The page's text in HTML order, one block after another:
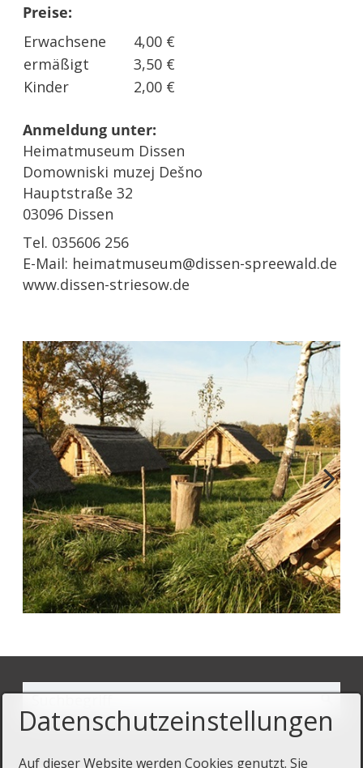
Preise:
Erwachsene
4,00 €
ermäßigt
3,50 €
Kinder
2,00 €
Anmeldung unter:
Heimatmuseum Dissen
Domowniski muzej Dešno
Hauptstraße 32
03096 Dissen
Tel. 035606 256
E-Mail: heimatmuseum@dissen-spreewald.de
www.dissen-striesow.de
Datenschutzeinstellungen
Auf dieser Website werden Cookies genutzt. Sie